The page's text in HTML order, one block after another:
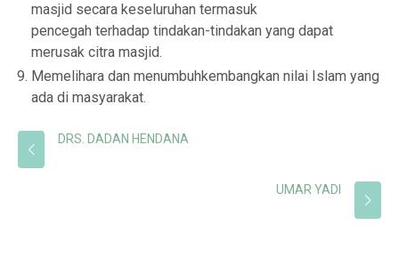
masjid secara keseluruhan termasuk
pencegah terhadap tindakan-tindakan yang dapat
merusak citra masjid.
Memelihara dan menumbuhkembangkan nilai Islam yang
ada di masyarakat.
DRS. DADAN HENDANA
UMAR YADI